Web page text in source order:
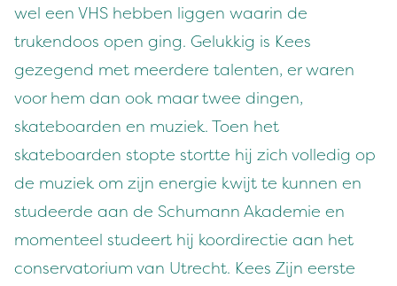
wel een VHS hebben liggen waarin de
trukendoos open ging. Gelukkig is Kees
gezegend met meerdere talenten, er waren
voor hem dan ook maar twee dingen,
skateboarden en muziek. Toen het
skateboarden stopte stortte hij zich volledig op
de muziek om zijn energie kwijt te kunnen en
studeerde aan de Schumann Akademie en
momenteel studeert hij koordirectie aan het
conservatorium van Utrecht. Kees Zijn eerste